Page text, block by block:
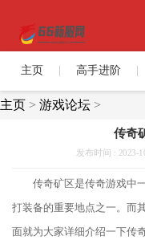
主页 高手进阶
主页 > 游戏论坛 >
传奇
发布时间 : 2023-
传奇矿区是传奇游戏中
打装备的重要地点之一。而
面就为大家详细介绍一下传